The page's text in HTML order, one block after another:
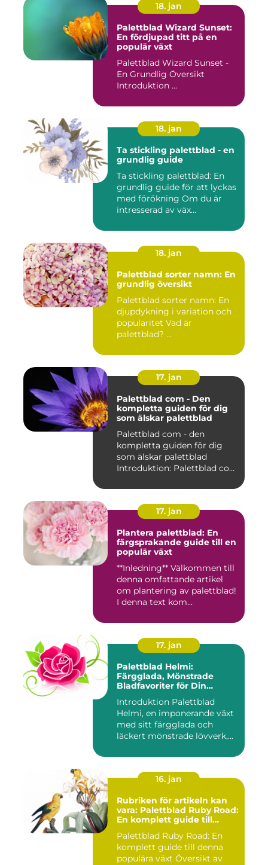
18. jan
Palettblad Wizard Sunset:
En fördjupad titt på en
populär växt
Palettblad Wizard Sunset -
En Grundlig Översikt
Introduktion ...
18. jan
Ta stickling palettblad - en
grundlig guide
Ta stickling palettblad: En
grundlig guide för att lyckas
med förökning Om du är
intresserad av väx...
18. jan
Palettblad sorter namn: En
grundlig översikt
Palettblad sorter namn: En
djupdykning i variation och
popularitet Vad är
palettblad? ...
17. jan
Palettblad com - Den
kompletta guiden för dig
som älskar palettblad
Palettblad com - den
kompletta guiden för dig
som älskar palettblad
Introduktion: Palettblad com
17. jan
Plantera palettblad: En
färgsprakande guide till en
populär växt
**Inledning** Välkommen till
denna omfattande artikel
om plantering av palettblad!
I denna text kom...
17. jan
Palettblad Helmi:
Färgglada, Mönstrade
Bladfavoriter för Din
Introduktion Palettblad
Helmi, en imponerande växt
med sitt färgglada och
läckert mönstrade lövverk,...
16. jan
Rubriken för artikeln kan
vara: Palettblad Ruby Road:
En komplett guide till
Palettblad Ruby Road: En
komplett guide till denna
populära växt Översikt av